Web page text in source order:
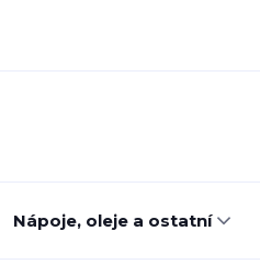
Nápoje, oleje a ostatní